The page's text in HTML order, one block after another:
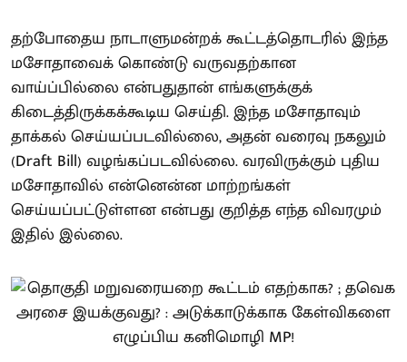
தற்போதைய நாடாளுமன்றக் கூட்டத்தொடரில் இந்த
மசோதாவைக் கொண்டு வருவதற்கான
வாய்ப்பில்லை என்பதுதான் எங்களுக்குக்
கிடைத்திருக்கக்கூடிய செய்தி. இந்த மசோதாவும்
தாக்கல் செய்யப்படவில்லை, அதன் வரைவு நகலும்
(Draft Bill) வழங்கப்படவில்லை. வரவிருக்கும் புதிய
மசோதாவில் என்னென்ன மாற்றங்கள்
செய்யப்பட்டுள்ளன என்பது குறித்த எந்த விவரமும்
இதில் இல்லை.